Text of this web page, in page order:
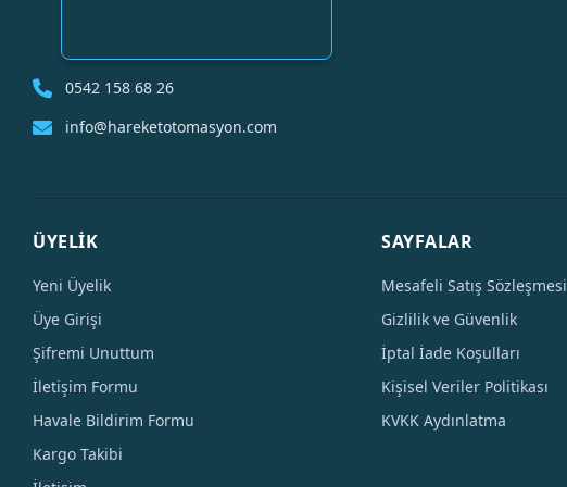
0542 158 68 26
info@hareketotomasyon.com
ÜYELİK
Yeni Üyelik
Üye Girişi
Şifremi Unuttum
İletişim Formu
Havale Bildirim Formu
Kargo Takibi
SAYFALAR
Mesafeli Satış Sözleşmesi
Gizlilik ve Güvenlik
İptal İade Koşulları
Kişisel Veriler Politikası
KVKK Aydınlatma